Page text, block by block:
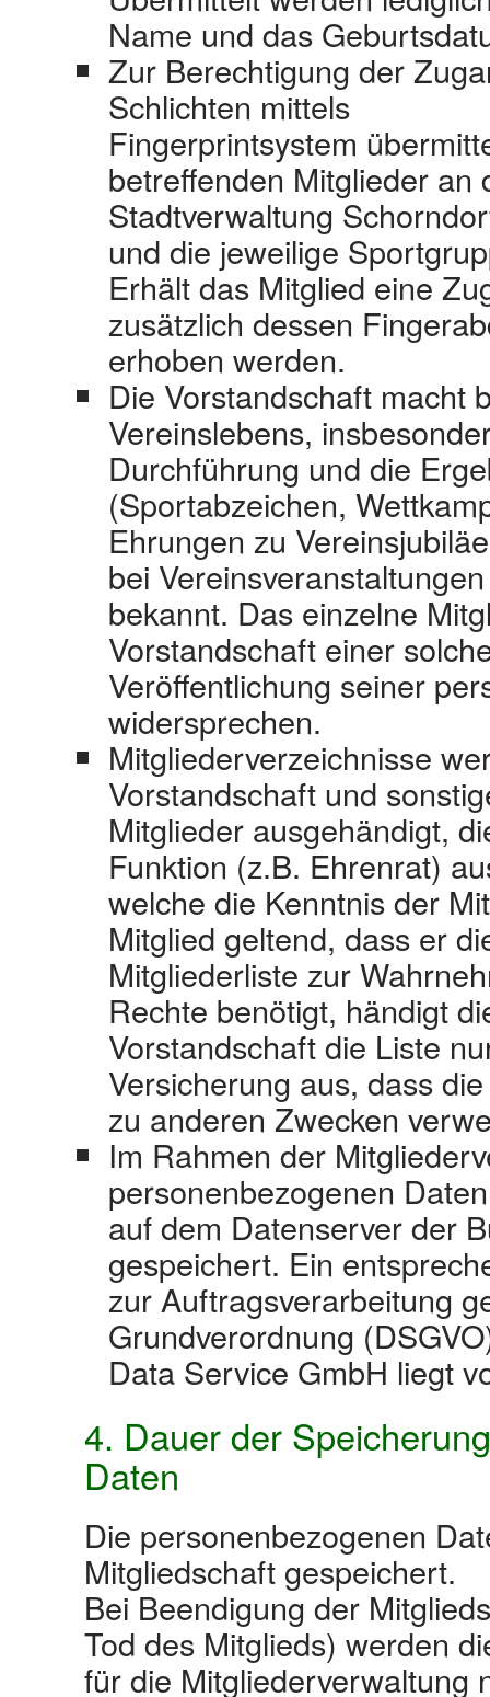
Name und das
Zur Berechtigung der
Schlichten mittels
Fingerprintsystem
betreffenden Mitglieder an
Stadtverwaltung
und die jeweilige
Erhält das Mitglied eine
zusätzlich dessen
erhoben werden.
Die Vorstandschaft macht
Vereinslebens,
Durchführung und die
(Sportabzeichen,
Ehrungen zu
bei Vereinsveranstaltungen
bekannt. Das einzelne
Vorstandschaft einer
Veröffentlichung seiner
widersprechen.
Mitgliederverzeichnisse
Vorstandschaft und
Mitglieder ausgehändigt,
Funktion (z.B. Ehrenrat)
welche die Kenntnis der
Mitglied geltend, dass er
Mitgliederliste zur
Rechte benötigt, händigt
Vorstandschaft die Liste
Versicherung aus, dass
zu anderen Zwecken
Im Rahmen der
personenbezogenen
auf dem Datenserver der
gespeichert. Ein
zur Auftragsverarbeitung
Grundverordnung
Data Service GmbH liegt
4. Dauer der
Daten
Die personenbezogenen
Mitgliedschaft gespeichert.
Bei Beendigung der
Tod des Mitglieds) werden
für die Mitgliederverwaltung